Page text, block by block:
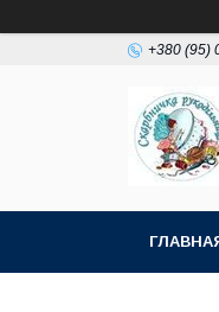
+380 (95)